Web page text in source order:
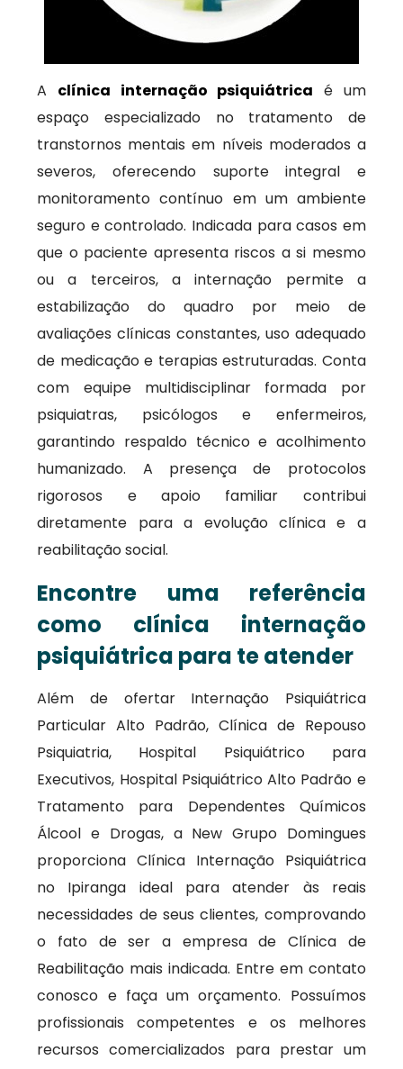
A clínica internação psiquiátrica é um
espaço especializado no tratamento de
transtornos mentais em níveis moderados a
severos, oferecendo suporte integral e
monitoramento contínuo em um ambiente
seguro e controlado. Indicada para casos em
que o paciente apresenta riscos a si mesmo
ou a terceiros, a internação permite a
estabilização do quadro por meio de
avaliações clínicas constantes, uso adequado
de medicação e terapias estruturadas. Conta
com equipe multidisciplinar formada por
psiquiatras, psicólogos e enfermeiros,
garantindo respaldo técnico e acolhimento
humanizado. A presença de protocolos
rigorosos e apoio familiar contribui
diretamente para a evolução clínica e a
reabilitação social.
Encontre uma referência
como clínica internação
psiquiátrica para te atender
Além de ofertar Internação Psiquiátrica
Particular Alto Padrão, Clínica de Repouso
Psiquiatria, Hospital Psiquiátrico para
Executivos, Hospital Psiquiátrico Alto Padrão e
Tratamento para Dependentes Químicos
Álcool e Drogas, a New Grupo Domingues
proporciona Clínica Internação Psiquiátrica
no Ipiranga ideal para atender às reais
necessidades de seus clientes, comprovando
o fato de ser a empresa de Clínica de
Reabilitação mais indicada. Entre em contato
conosco e faça um orçamento. Possuímos
profissionais competentes e os melhores
recursos comercializados para prestar um